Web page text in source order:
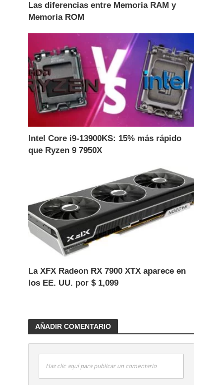
Las diferencias entre Memoria RAM y
Memoria ROM
Intel Core i9-13900KS: 15% más rápido
que Ryzen 9 7950X
La XFX Radeon RX 7900 XTX aparece en
los EE. UU. por $ 1,099
AÑADIR COMENTARIO
Haz clic aquí para publicar un comentario